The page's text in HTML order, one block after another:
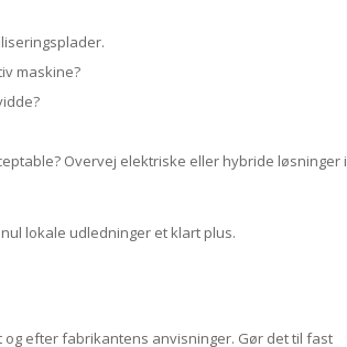
maskine?
Overvej elektriske eller hybride løsninger i
lokale udledninger et klart plus.
efter fabrikantens anvisninger. Gør det til fast